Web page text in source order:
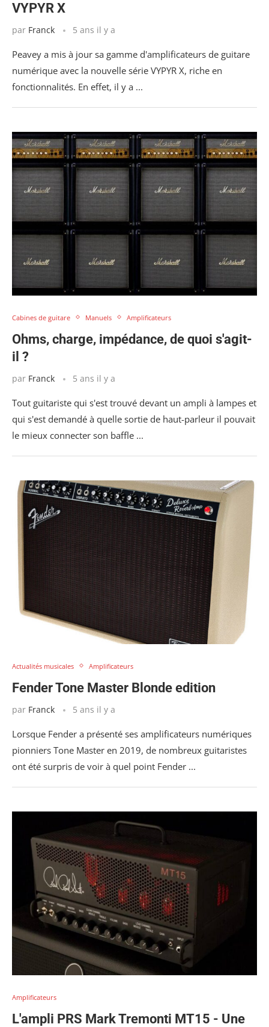
VYPYR X
par Franck 5 ans il y a
Peavey a mis à jour sa gamme d'amplificateurs de guitare
numérique avec la nouvelle série VYPYR X, riche en
fonctionnalités. En effet, il y a ...
Cabines de guitare Manuels Amplificateurs
Ohms, charge, impédance, de quoi s'agit-
il ?
par Franck 5 ans il y a
Tout guitariste qui s'est trouvé devant un ampli à lampes et
qui s'est demandé à quelle sortie de haut-parleur il pouvait
le mieux connecter son baffle ...
Actualités musicales Amplificateurs
Fender Tone Master Blonde edition
par Franck 5 ans il y a
Lorsque Fender a présenté ses amplificateurs numériques
pionniers Tone Master en 2019, de nombreux guitaristes
ont été surpris de voir à quel point Fender ...
Amplificateurs
L'ampli PRS Mark Tremonti MT15 - Une